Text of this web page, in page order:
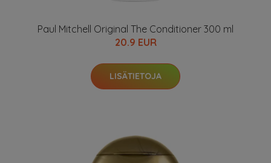
Paul Mitchell Original The Conditioner 300 ml
20.9 EUR
LISÄTIETOJA